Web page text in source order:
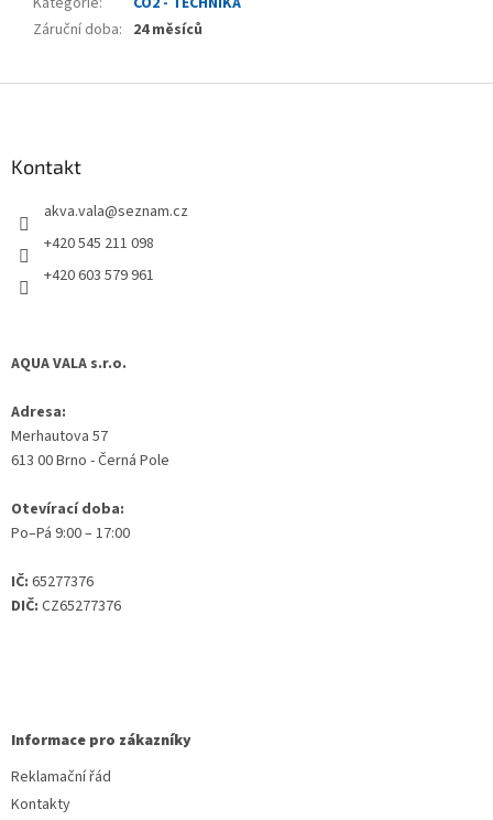
Záruční doba: 24 měsíců
Kontakt
akva.vala@seznam.cz
+420 545 211 098
+420 603 579 961
AQUA VALA s.r.o.
Adresa:
Merhautova 57
613 00 Brno - Černá Pole
Otevírací doba:
Po–Pá 9:00 – 17:00
IČ: 65277376
DIČ: CZ65277376
Informace pro zákazníky
Reklamační řád
Kontakty